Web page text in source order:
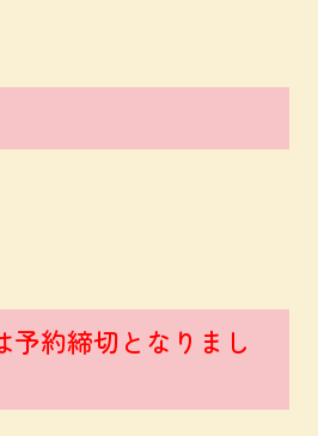
予約締切となりまし